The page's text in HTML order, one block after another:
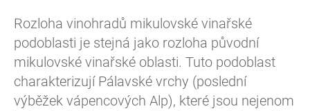
Rozloha vinohradů mikulovské vinařské
podoblasti je stejná jako rozloha původní
mikulovské vinařské oblasti. Tuto podoblast
charakterizují Pálavské vrchy (poslední
výběžek vápencových Alp), které jsou nejenom